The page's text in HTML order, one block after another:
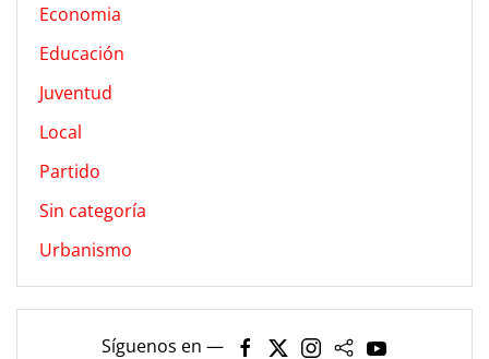
Economia
Educación
Juventud
Local
Partido
Sin categoría
Urbanismo
Síguenos en —